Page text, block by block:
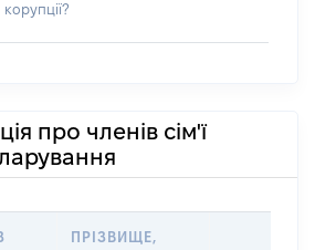
про членів сім'ї
ПРІЗВИЩЕ,